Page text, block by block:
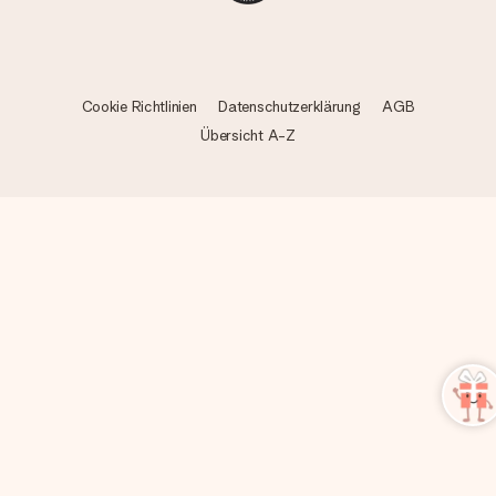
Cookie Richtlinien Datenschutzerklärung
AGB
Übersicht A-Z